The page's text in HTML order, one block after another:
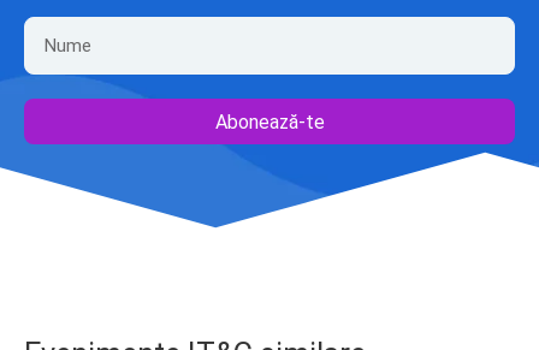
Abonează-te